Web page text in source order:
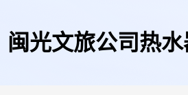
闽光文旅公司热